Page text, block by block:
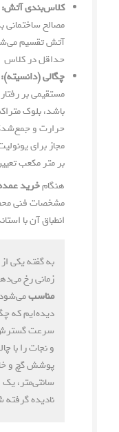
کلاس‌بندی آتش:
مصالح ساختمانی
آتش تقسیم
حداقل در کلاس B1 قرار گیرد که به معنای “دیرسوز است.
چگالی (دانسیته):
مستقیمی بر
باشد، بلوک
حرارت و
بر متر مکعب
هنگامخرید
مشخصات فنی
انطباق آن با
به گفته یکی
زمانی رخ
مناسب
دیده‌ایم که
سرعت گسترش
و نجات را با
سانتی‌متر،
نادیده گرفته